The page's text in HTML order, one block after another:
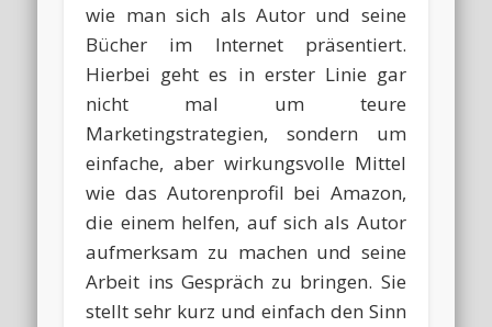
wie man sich als Autor und seine
Bücher im Internet präsentiert.
Hierbei geht es in erster Linie gar
nicht mal um teure
Marketingstrategien, sondern um
einfache, aber wirkungsvolle Mittel
wie das Autorenprofil bei Amazon,
die einem helfen, auf sich als Autor
aufmerksam zu machen und seine
Arbeit ins Gespräch zu bringen. Sie
stellt sehr kurz und einfach den Sinn